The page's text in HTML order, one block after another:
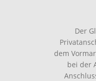
Der
dem
bei der